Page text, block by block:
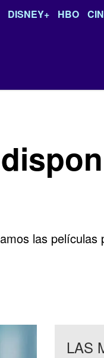
DISNEY+ HBO
las películas
LAS